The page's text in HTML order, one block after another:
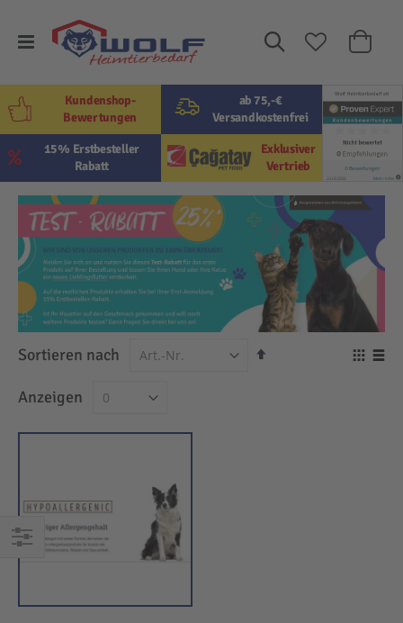
Suche
Mein
ab 75,-€
Versandkostenfrei
Exklusiver
Vertrieb
15% Erstbesteller
Rabatt
Kundenshop-
Bewertungen
Sortieren nach
In
Anzeigen
EINKAUFEN